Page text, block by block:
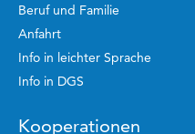
Beruf und Familie
Anfahrt
Info in leichter Sprache
Info in DGS
Kooperationen